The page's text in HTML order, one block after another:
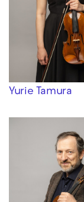
Yurie Tamura